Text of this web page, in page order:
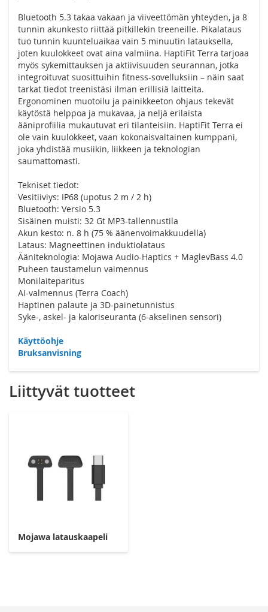
Bluetooth 5.3 takaa vakaan ja viiveettömän yhteyden, ja 8
tunnin akunkesto riittää pitkillekin treeneille. Pikalataus
tuo tunnin kuunteluaikaa vain 5 minuutin latauksella,
joten kuulokkeet ovat aina valmiina. HaptiFit Terra tarjoaa
myös sykemittauksen ja aktiivisuuden seurannan, jotka
integroituvat suosittuihin fitness-sovelluksiin – näin saat
tarkat tiedot treenistäsi ilman erillisiä laitteita.
Ergonominen muotoilu ja painikkeeton ohjaus tekevät
käytöstä helppoa ja mukavaa, ja neljä erilaista
ääniprofiilia mukautuvat eri tilanteisiin. HaptiFit Terra ei
ole vain kuulokkeet, vaan kokonaisvaltainen kumppani,
joka yhdistää musiikin, liikkeen ja teknologian
saumattomasti.
Tekniset tiedot:
Vesitiiviys: IP68 (upotus 2 m / 2 h)
Bluetooth: Versio 5.3
Sisäinen muisti: 32 Gt MP3-tallennustila
Akun kesto: n. 8 h (75 % äänenvoimakkuudella)
Lataus: Magneettinen induktiolataus
Ääniteknologia: Mojawa Audio-Haptics + MaglevBass 4.0
Puheen taustamelun vaimennus
Monilaiteparitus
AI-valmennus (Terra Coach)
Haptinen palaute ja 3D-painetunnistus
Syke-, askel- ja kaloriseuranta (6-akselinen sensori)
Käyttöohje
Bruksanvisning
Liittyvät tuotteet
Mojawa latauskaapeli